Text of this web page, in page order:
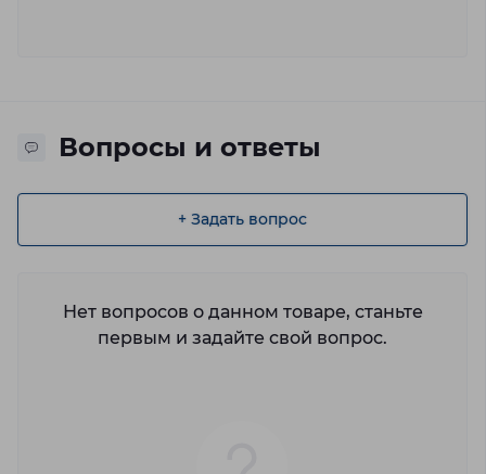
Вопросы и ответы
+ Задать вопрос
Нет вопросов о данном товаре, станьте
первым и задайте свой вопрос.